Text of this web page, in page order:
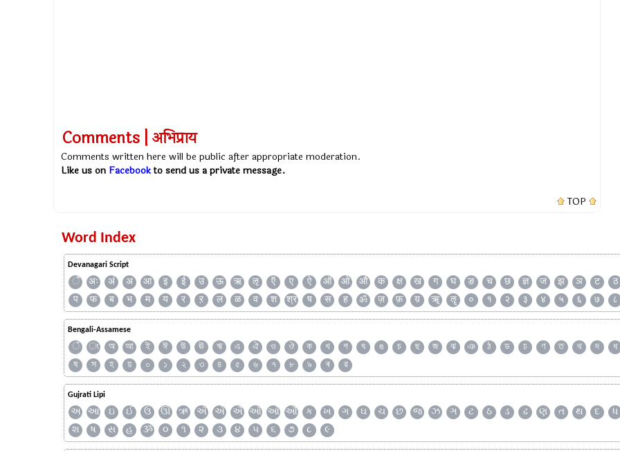
Comments | अभिप्राय
Comments written here will be public after appropriate moderation.
Like us on Facebookto send us a private message.
TOP
Word Index
Devanagari Script
ँ अः अं अ आ इ ई उ ऊ ऋ ऌ ऍ ए ऐ ऑ ओ औ क क्ष ख ग घ ङ च छ ज्ञ ज झ ञ ट ठ
प
फ ब भ म य र ऱ ल ळ व श श्र ष स ह ॐ ज़ फ़ य़ ॠ ॡ ० १ २ ३ ४ ५ ६ ७ ८
Bengali-Assamese
ঁ ং অ আ ই ঈ উ ঊ ঋ এ ঐ ও ঔ ক খ গ ঘ ঙ চ ছ জ ঝ ঞ ঠ ড ঢ ণ ত থ দ ধ
ষ
স হ য় ০ ১ ২ ৩ ৪ ৫ ৬ ৭ ৮ ৯ ৰ ৱ
Gujrati Lipi
અ આ ઇ ઈ ઉ ઊ ઋ ઍ એ ઐ ઑ ઓ ઔ ક ખ ગ ઘ ચ છ જ ઝ ઞ ટ ઠ ડ ઢ ણ ત થ દ ધ
શ
ષ સ હ ૐ ૦ ૧ ૨ ૩ ૪ ૫ ૬ ૭ ૮ ૯